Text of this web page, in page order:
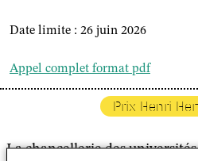
Date limite : 26 juin 2026
Appel complet format pdf
Prix Henri
La chancellerie des